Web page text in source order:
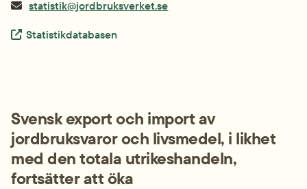
statistik@jordbruksverket.se
Extern länk.
Statistikdatabasen
Svensk export och import av
jordbruksvaror och livsmedel, i likhet
med den totala utrikeshandeln,
fortsätter att öka